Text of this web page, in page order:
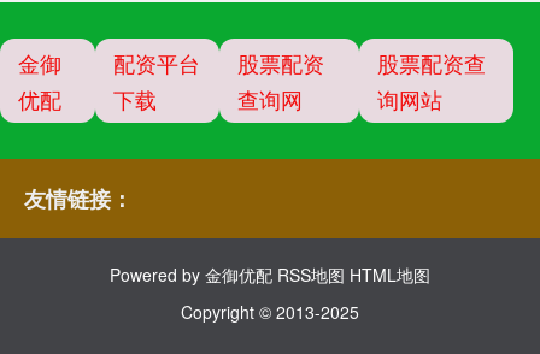
金御
优配
配资平台
下载
股票配资
查询网
股票配资查
询网站
友情链接：
Powered by 金御优配 RSS地图 HTML地图
Copyright © 2013-2025